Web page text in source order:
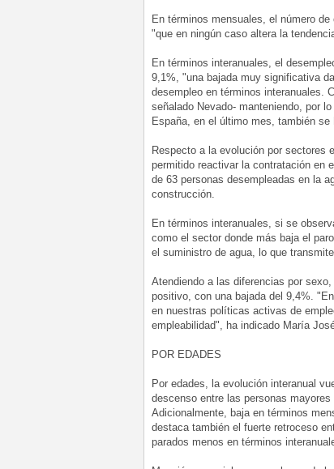
En términos mensuales, el número
"que en ningún caso altera la
En términos interanuales, el
9,1%, "una bajada muy significativa
desempleo en términos interanuales.
señalado Nevado- manteniendo, por
España, en el último mes, también
Respecto a la evolución por sectores
permitido reactivar la contratación en
de 63 personas desempleadas en la
construcción.
En términos interanuales, si se
como el sector donde más baja el
el suministro de agua, lo que
Atendiendo a las diferencias por
positivo, con una bajada del 9,4%.
en nuestras políticas activas de
empleabilidad", ha indicado María
POR EDADES
Por edades, la evolución interanual
descenso entre las personas
Adicionalmente, baja en términos
destaca también el fuerte retroceso
parados menos en términos